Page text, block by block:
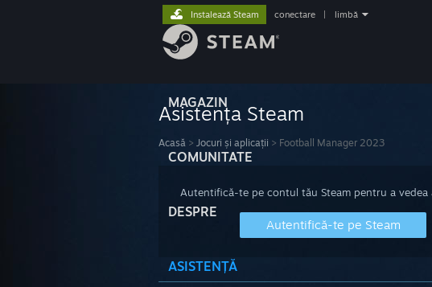
MAGAZIN
COMUNITATE
DESPRE
ASISTENȚĂ
Instalează Steam conectare limbă
Asistența Steam
Acasă > Jocuri și aplicații > Football Manager 2023
Autentifică-te pe contul tău Steam pentru a
Autentifică-te pe Steam